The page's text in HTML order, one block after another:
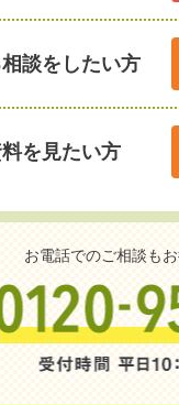
談をしたい方
を見たい方
お電話でのご相談も